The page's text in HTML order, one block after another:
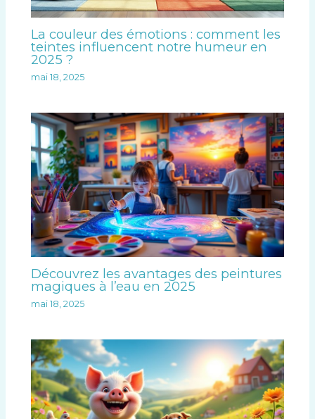
La couleur des émotions : comment les
teintes influencent notre humeur en
2025 ?
mai 18, 2025
Découvrez les avantages des peintures
magiques à l’eau en 2025
mai 18, 2025